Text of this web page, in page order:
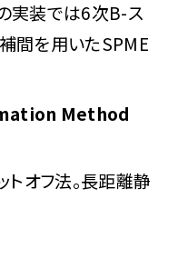
実装では6次B-ス
間を用いたSPME
Method
オフ法。長距離静